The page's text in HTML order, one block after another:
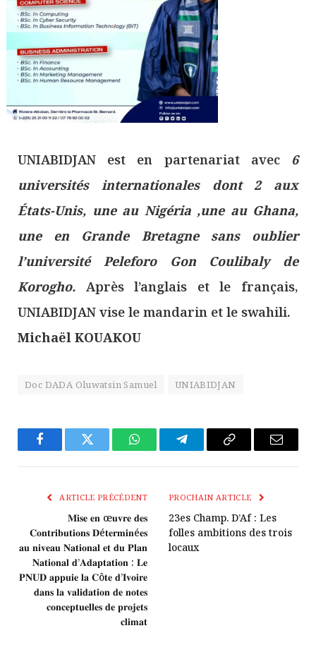
UNIABIDJAN est en partenariat avec 6
universités internationales dont 2 aux
États-Unis, une au Nigéria ,une au Ghana,
une en Grande Bretagne sans oublier
l’université Peleforo Gon Coulibaly de
Korogho. Après l’anglais et le français,
UNIABIDJAN vise le mandarin et le swahili.
Michaël KOUAKOU
Doc DADA Oluwatsin Samuel UNIABIDJAN
FacebookTwitter WhatsAppTélégrammeCopier
Lien
E-
ARTICLE PRÉCÉDENT
𝐌𝐢𝐬𝐞 𝐞𝐧 œ𝐮𝐯𝐫𝐞 𝐝𝐞𝐬
𝐂𝐨𝐧𝐭𝐫𝐢𝐛𝐮𝐭𝐢𝐨𝐧𝐬 𝐃é𝐭𝐞𝐫𝐦𝐢𝐧é𝐞𝐬
𝐚𝐮 𝐧𝐢𝐯𝐞𝐚𝐮 𝐍𝐚𝐭𝐢𝐨𝐧𝐚𝐥 𝐞𝐭 𝐝𝐮 𝐏𝐥𝐚𝐧
𝐍𝐚𝐭𝐢𝐨𝐧𝐚𝐥 𝐝’𝐀𝐝𝐚𝐩𝐭𝐚𝐭𝐢𝐨𝐧 : 𝐋𝐞
𝐏𝐍𝐔𝐃 𝐚𝐩𝐩𝐮𝐢𝐞 𝐥𝐚 𝐂ô𝐭𝐞 𝐝’𝐈𝐯𝐨𝐢𝐫𝐞
𝐝𝐚𝐧𝐬 𝐥𝐚 𝐯𝐚𝐥𝐢𝐝𝐚𝐭𝐢𝐨𝐧 𝐝𝐞 𝐧𝐨𝐭𝐞𝐬
𝐜𝐨𝐧𝐜𝐞𝐩𝐭𝐮𝐞𝐥𝐥𝐞𝐬 𝐝𝐞 𝐩𝐫𝐨𝐣𝐞𝐭𝐬
𝐜𝐥𝐢𝐦𝐚𝐭
PROCHAIN ARTICLE
23es Champ. D’Af : Les
folles ambitions des trois
locaux